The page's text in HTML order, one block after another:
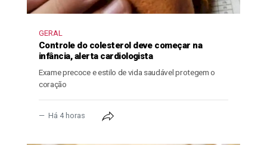
GERAL
Controle do colesterol deve começar na
infância, alerta cardiologista
Exame precoce e estilo de vida saudável protegem o
coração
Há 4 horas